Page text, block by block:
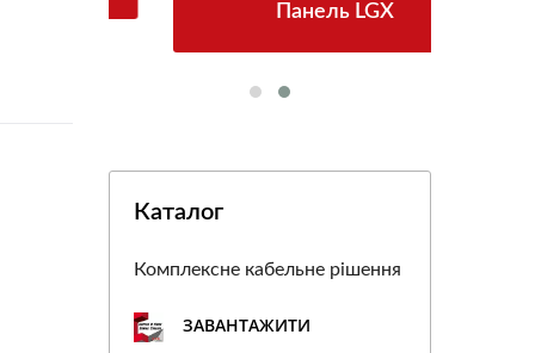
Панель LGX
Каталог
Комплексне кабельне рішення
ЗАВАНТАЖИТИ